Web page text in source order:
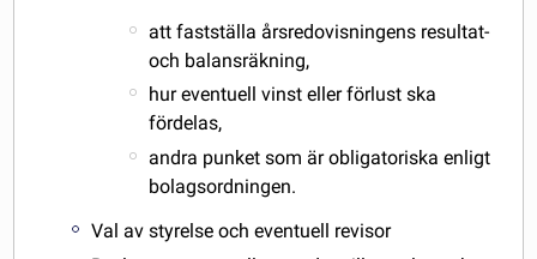
att fastställa årsredovisningens resultat-
och balansräkning,
hur eventuell vinst eller förlust ska
fördelas,
andra punket som är obligatoriska enligt
bolagsordningen.
Val av styrelse och eventuell revisor